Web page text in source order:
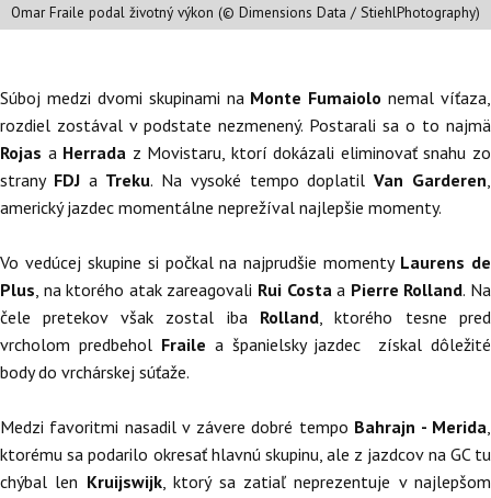
Omar Fraile podal životný výkon (© Dimensions Data / StiehlPhotography)
Súboj medzi dvomi skupinami na Monte Fumaiolo nemal víťaza,
rozdiel zostával v podstate nezmenený. Postarali sa o to najmä
Rojas a Herrada z Movistaru, ktorí dokázali eliminovať snahu zo
strany FDJa Treku. Na vysoké tempo doplatilVan Garderen
americký jazdec momentálne neprežíval najlepšie momenty.
Vo vedúcej skupine si počkal na najprudšie momenty Laurens de
Plus , na ktorého atak zareagovali Rui Costa a Pierre Rolland. Na
čele pretekov však zostal iba Rolland, ktorého tesne pred
vrcholom predbehol Fraile a španielsky jazdec
získal dôležité
body do vrchárskej súťaže.
Medzi favoritmi nasadil v závere dobré tempo Bahrajn - Merida
ktorému sa podarilo okresať hlavnú skupinu, ale z jazdcov na GC tu
chýbal len Kruijswijk, ktorý sa zatiaľ neprezentuje v najlepšom